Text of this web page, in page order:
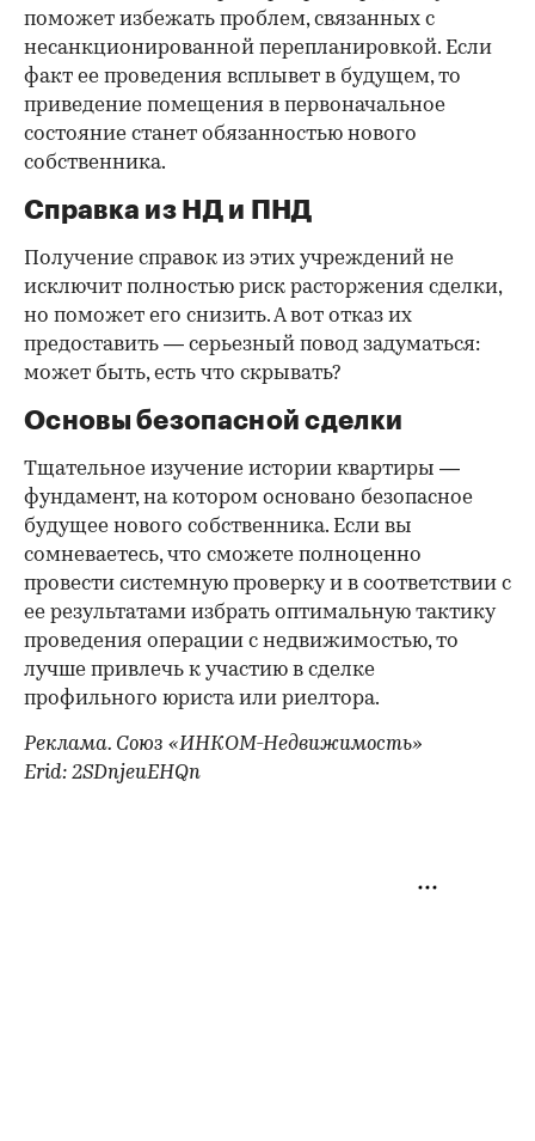
поможет избежать проблем, связанных с
несанкционированной перепланировкой. Если
факт ее проведения всплывет в будущем, то
приведение помещения в первоначальное
состояние станет обязанностью нового
собственника.
Справка из НД и ПНД
Получение справок из этих учреждений не
исключит полностью риск расторжения сделки,
но поможет его снизить. А вот отказ их
предоставить — серьезный повод задуматься:
может быть, есть что скрывать?
Основы безопасной сделки
Тщательное изучение истории квартиры —
фундамент, на котором основано безопасное
будущее нового собственника. Если вы
сомневаетесь, что сможете полноценно
провести системную проверку и в соответствии с
ее результатами избрать оптимальную тактику
проведения операции с недвижимостью, то
лучше привлечь к участию в сделке
профильного юриста или риелтора.
Реклама. Союз «ИНКОМ-Недвижимость»
Erid: 2SDnjeuEHQn